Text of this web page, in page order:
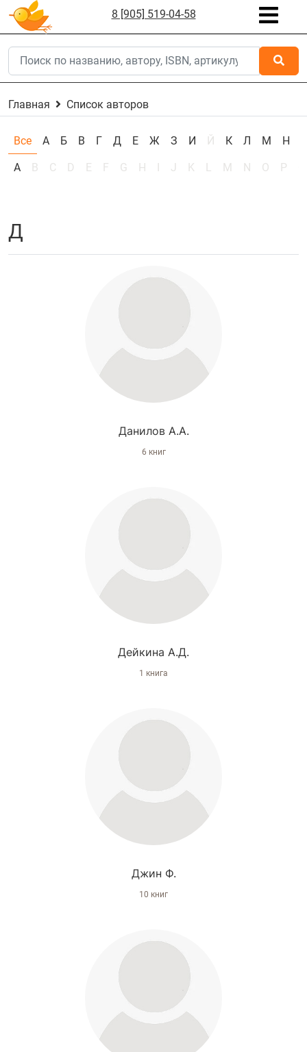
8 [905] 519-04-58
Главная Список авторов
Все А Б В Г Д Е Ж З И Й К Л М Н
А B C D E F G H I J K L M N O P
Д
Данилов А.А.
6 книг
Дейкина А.Д.
1 книга
Джин Ф.
10 книг